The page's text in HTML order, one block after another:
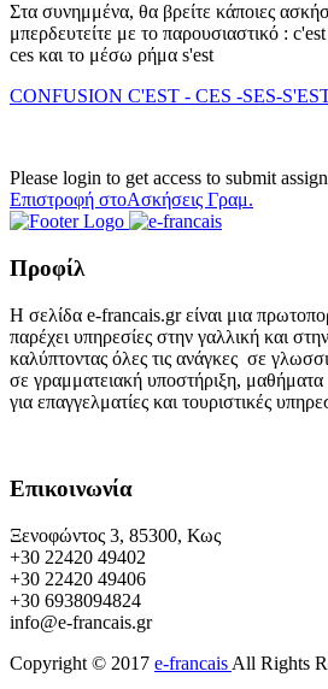
Στα συνημμένα, θα βρείτε κάποιες
μπερδευτείτε με το παρουσιαστικό : c'est
ces και το μέσω ρήμα s'est
CONFUSION C'EST - CES -SES-
Please login to get access to submit
Επιστροφή στοΑσκήσεις Γραμ.
Προφίλ
Η σελίδα e-francais.gr είναι μια
παρέχει υπηρεσίες στην γαλλική και
καλύπτοντας όλες τις ανάγκες σε
σε γραμματειακή υποστήριξη,
για επαγγελματίες και τουριστικές
Επικοινωνία
Ξενοφώντος 3, 85300, Κως
+30 22420 49402
+30 22420 49406
+30 6938094824
info@e-francais.gr
Copyright © 2017 e-francais All Rights